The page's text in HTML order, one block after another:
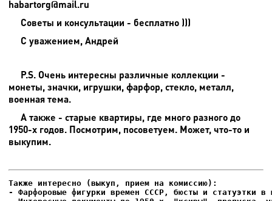
habartorg@mail.ru
Советы и консультации - бесплатно )))
С уважением, Андрей
P.S. Очень интересны различные коллекции -
монеты, значки, игрушки, фарфор, стекло, металл,
военная тема.
А также - старые квартиры, где много разного до
1950-х годов. Посмотрим, посоветуем. Может, что-то и
выкупим.
- Фарфоровые фигурки времен СССР, бюсты и статуэтки в